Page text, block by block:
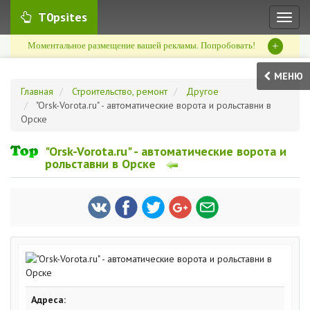
T0psites
Моментальное размещение вашей рекламы. Попробовать! +
МЕНЮ
Главная
Строительство, ремонт
Другое
"Orsk-Vorota.ru" - автоматические ворота и рольставни в
Орске
"Orsk-Vorota.ru" - автоматические ворота и
рольставни в Орске
Адреса: